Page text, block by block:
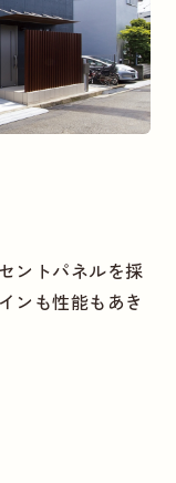
ントパネルを採
ンも性能もあき